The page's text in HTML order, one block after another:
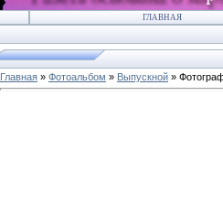
ГЛАВНАЯ
Главная » Фотоальбом » Выпускной »